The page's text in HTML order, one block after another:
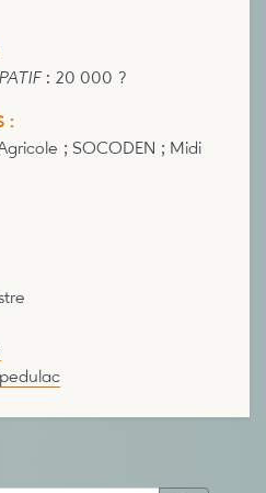
: 20 000 ?
:
; SOCODEN ; Midi